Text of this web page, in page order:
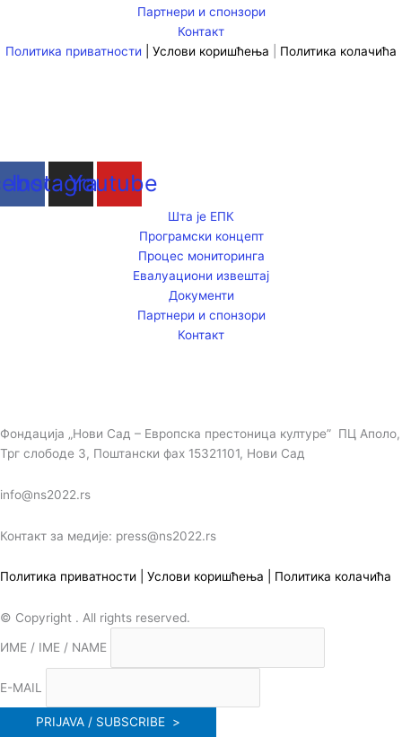
Партнери и спонзори
Контакт
Политика приватности
Услови коришћења Политика колачића
Instagram
Youtube
Шта је ЕПК
Програмски концепт
Процес мониторинга
Евалуациони извештај
Документи
Партнери и спонзори
Контакт
Фондација „Нови Сад – Европска престоница културе” ПЦ Аполо,
Трг слободе 3, Поштански фах 15321101, Нови Сад
info@ns2022.rs
Контакт за медије: press@ns2022.rs
Политика приватности Услови коришћења Политика колачића
© Copyright . All rights reserved.
ИМЕ / IME / NAME
E-MAIL